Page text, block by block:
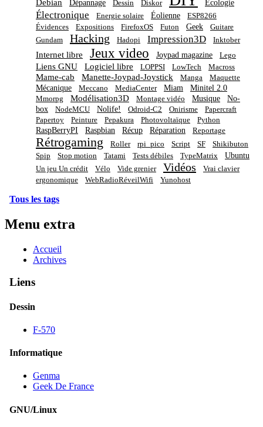
Dépannage Dessin Diskor Écologie
Électronique Energie solaire Éolienne
ESP8266
Évidences
Expositions FirefoxOS Futon Geek
Guitare
Gundam
Hacking Hadopi Impression3D Inktober
Internet libre Jeux video Joypad magazine Lego
Liens GNU Logiciel libre LOPPSI LowTech Macross
Mame-cab Manette-Joypad-Joystick Manga Maquette
Mécanique Meccano MediaCenter Miam Minitel 2.0
Mmorpg Modélisation3D Montage vidéo Musique
No-
box
NodeMCU Nolife! Odroid-C2 Onirisme
Papercraft
Papertoy
Peinture Pepakura Photovoltaïque Python
RaspBerryPI Raspbian Récup Réparation Reportage
Rétrogaming Roller rpi_pico Script SF
Shikibuton
Spip
Stop motion Tatami Tests débiles TypeMatrix Ubuntu
Un jeu Un crédit Vélo Vide grenier Vidéos
Vrai clavier
ergonomique
WebRadioRéveilWifi Yunohost
Tous les tags
Menu extra
Accueil
Archives
Liens
Dessin
F-570
Informatique
Genma
Geek De France
GNU/Linux